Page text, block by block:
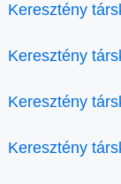
Keresztény
Keresztény
Keresztény
Keresztény